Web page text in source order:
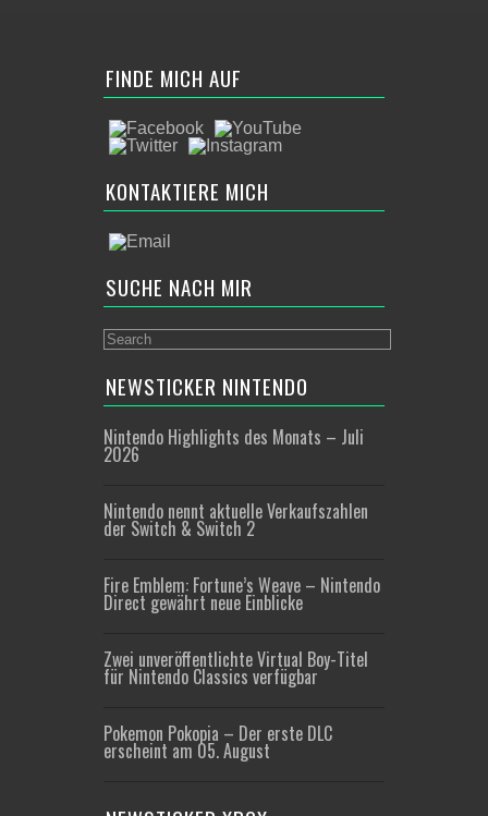
FINDE MICH AUF
KONTAKTIERE MICH
SUCHE NACH MIR
NEWSTICKER NINTENDO
Nintendo Highlights des Monats – Juli
2026
Nintendo nennt aktuelle Verkaufszahlen
der Switch & Switch 2
Fire Emblem: Fortune’s Weave – Nintendo
Direct gewährt neue Einblicke
Zwei unveröffentlichte Virtual Boy-Titel
für Nintendo Classics verfügbar
Pokemon Pokopia – Der erste DLC
erscheint am 05. August